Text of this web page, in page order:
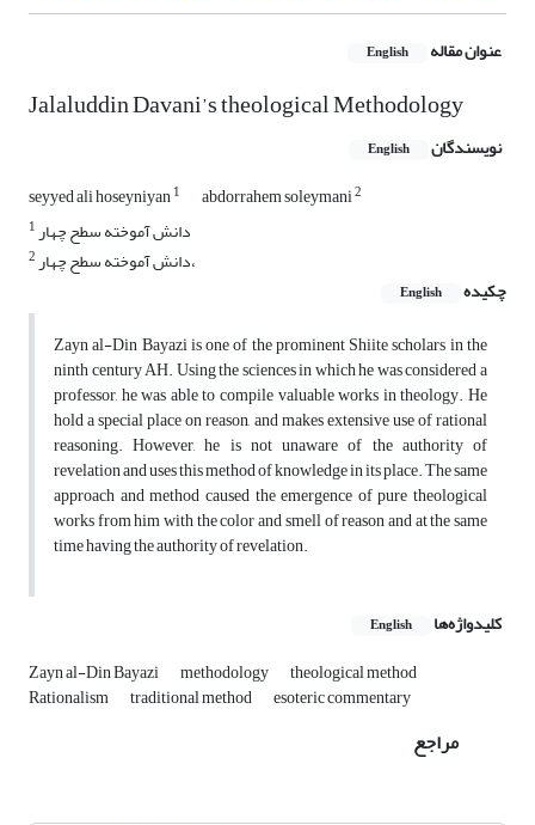
عنوان مقاله English
Jalaluddin Davani’s theological Methodology
نویسندگان English
seyyed ali hoseyniyan1 abdorrahem soleymani2
1دانش آموخته سطح چهار
2
دانش آموخته سطح چهار،
چکیده
English
Zayn al-Din Bayazi is one of the prominent Shiite scholars in the
ninth century AH. Using the sciences in which he was considered a
professor, he was able to compile valuable works in theology. He
hold a special place on reason, and makes extensive use of rational
reasoning. However, he is not unaware of the authority of
revelation and uses this method of knowledge in its place. The same
approach and method caused the emergence of pure theological
works from him with the color and smell of reason and at the same
time having the authority of revelation.
کلیدواژه‌ها English
Zayn al-Din Bayazi methodology theological method
Rationalism traditional method esoteric commentary
مراجع